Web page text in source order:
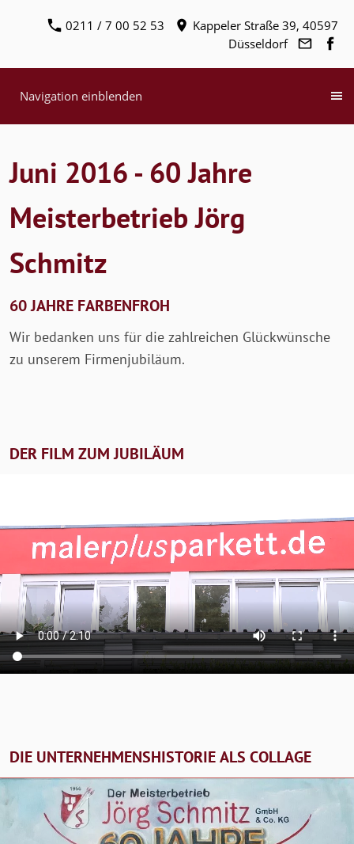
0211 / 7 00 52 53
Kappeler Straße 39, 40597
Düsseldorf
Navigation einblenden
Juni 2016 - 60 Jahre
Meisterbetrieb Jörg
Schmitz
60 JAHRE FARBENFROH
Wir bedanken uns für die zahlreichen Glückwünsche
zu unserem Firmenjubiläum.
DER FILM ZUM JUBILÄUM
DIE UNTERNEHMENSHISTORIE ALS COLLAGE